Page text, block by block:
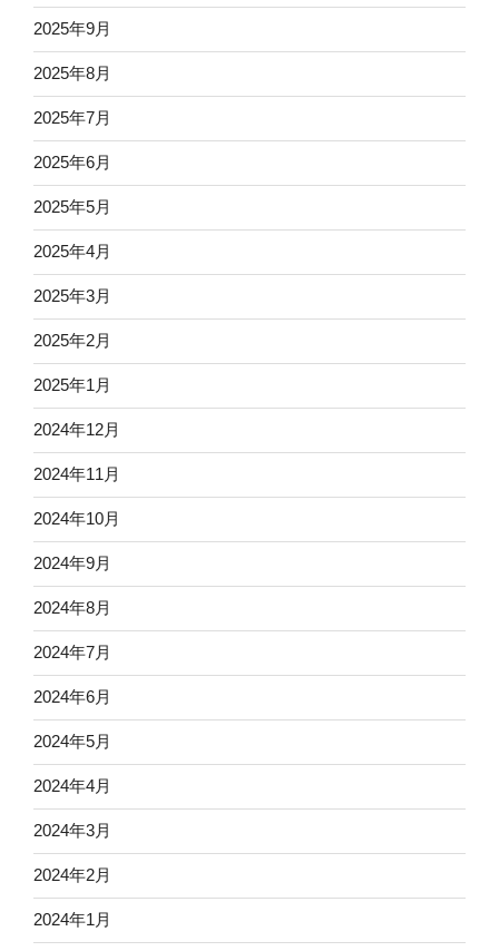
2025年9月
2025年8月
2025年7月
2025年6月
2025年5月
2025年4月
2025年3月
2025年2月
2025年1月
2024年12月
2024年11月
2024年10月
2024年9月
2024年8月
2024年7月
2024年6月
2024年5月
2024年4月
2024年3月
2024年2月
2024年1月